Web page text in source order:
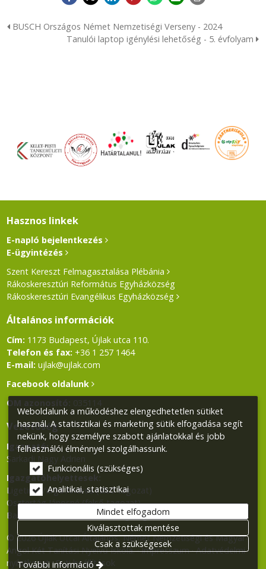
BUSCH Országos Német Nemzetiségi Verseny - 2024
Tanulói laptop igénylési lehetőség - 5. évfolyam
Hasznos linkek
E-napló bejelentkezés
E-ügyintézés
Szent Kereszt Felmagasztalása Plébánia
Rákoskeresztúri Református Egyházközség
Rákoskeresztúri Evangélikus Egyházközség
Általános információk
Cím: 1173 Budapest, Újlak utca 110.
Telefon és fax: +36 1 257 1464
E-mail: ujlak@ujlak.com
Facebook oldalunk
OM azonosító: 035114
Vezetőség
Igazgató:
Sarkadi Nagy Adrien
Igazgatóhelyettesek:
Ligetiné Varga Andrea (alsó tagozat)
Osztertág Jánosné (felső tagozat)
Balla Klára (Német Nemzetiségi tagozat)
© 2026 Újlak Utcai Általános, Német Nemzetiségi és Magyar-
Angol Két Tanítási Nyelvű Iskola. Impresszum Adatvédelmi
nyilatkozat Süti beállítások
Weboldalunk a működéshez elengedhetetlen sütiket
használ. A statisztikai és marketing sütik elfogadása segít
nekünk, hogy személyre szabott ajánlatokkal és jobb
felhasználói élménnyel szolgálhassunk.
Funkcionális (szükséges)
Analitikai, statisztikai
Mindet elfogadom
Kiválasztottak mentése
Csak a szükségesek
További információ